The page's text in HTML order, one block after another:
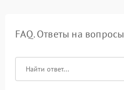
FAQ. Ответы на вопросы